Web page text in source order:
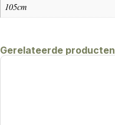
105cm
Gerelateerde producten